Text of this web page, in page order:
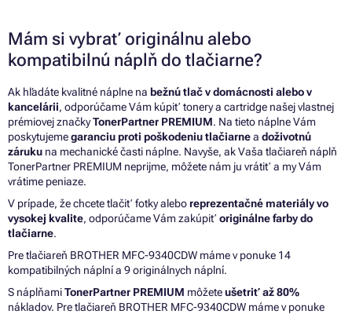
Mám si vybrať originálnu alebo
kompatibilnú náplň do tlačiarne?
Ak hľadáte kvalitné náplne na bežnú tlač v domácnosti alebo v
kancelárii, odporúčame Vám kúpiť tonery a cartridge našej vlastnej
prémiovej značkyTonerPartner PREMIUM. Na tieto náplne Vám
poskytujemegaranciu proti poškodeniu tlačiarnea doživotnú
záruku na mechanické časti náplne. Navyše, ak Vaša tlačiareň náplň
TonerPartner PREMIUM neprijme, môžete nám ju vrátiť a my Vám
vrátime peniaze.
V prípade, že chcete tlačiť fotky aleboreprezentačné materiály vo
vysokej kvalite, odporúčame Vám zakúpiť originálne farby do
tlačiarne.
Pre tlačiareň BROTHER MFC-9340CDW máme v ponuke 14
kompatibilných náplní a 9 originálnych náplní.
S náplňamiTonerPartner PREMIUM môžeteušetriť až 80%
nákladov. Pre tlačiareň BROTHER MFC-9340CDW máme v ponuke